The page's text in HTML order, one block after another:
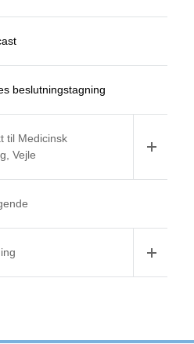
beslutningstagning
til Medicinsk
Vejle